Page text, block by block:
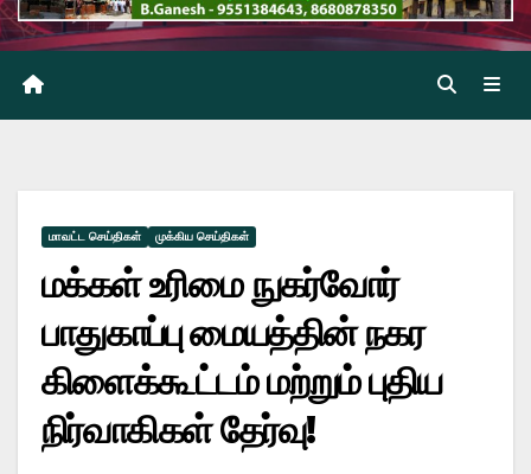
மாவட்ட செய்திகள் முக்கிய செய்திகள்
மக்கள் உரிமை நுகர்வோர்
பாதுகாப்பு மையத்தின் நகர
கிளைக்கூட்டம் மற்றும் புதிய
நிர்வாகிகள் தேர்வு!